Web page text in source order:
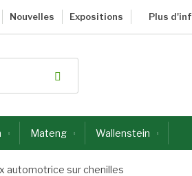
Nouvelles Expositions Plus
Mateng Wallenstein
automotrice sur chenilles